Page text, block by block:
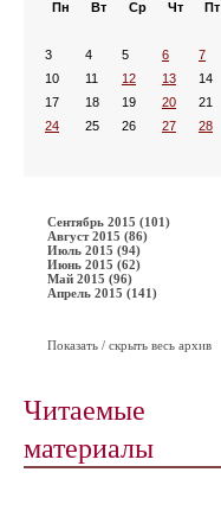
Пн
Вт Ср Чт Пт
3
4 5 6 7
10
11 12 13 14
17
18 19 20 21
24
25 26 27 28
Сентябрь 2015 (101)
Август 2015 (86)
Июль 2015 (94)
Июнь 2015 (62)
Май 2015 (96)
Апрель 2015 (141)
Показать / скрыть весь архив
Читаемые
материалы